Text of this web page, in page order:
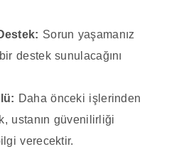
Sorun yaşamanız
destek sunulacağını
Daha önceki işlerinden
ustanın güvenilirliği
verecektir.